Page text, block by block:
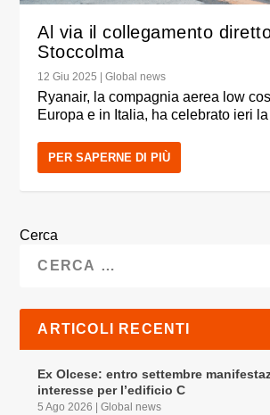
Al via il collegamento
Stoccolma
12 Giu 2025 |Global news
Ryanair, la compagnia aerea low
Europa e in Italia, ha celebrato ieri
PER SAPERNE DI PIÙ
Cerca
ARTICOLI RECENTI
Ex Olcese: entro settembre
interesse per l’edificio C
5 Ago 2026 |Global news